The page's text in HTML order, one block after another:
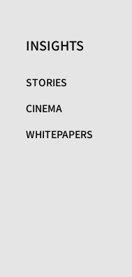
INSIGHTS
STORIES
CINEMA
WHITEPAPERS